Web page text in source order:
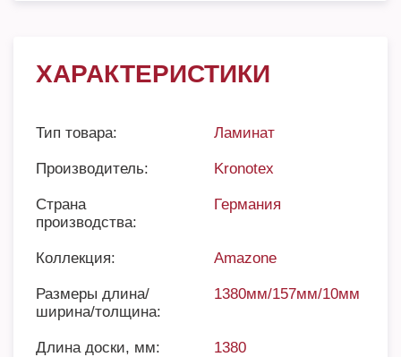
ХАРАКТЕРИСТИКИ
Тип товара: Ламинат
Производитель: Kronotex
Страна
производства:
Германия
Коллекция: Amazone
Размеры длина/
ширина/толщина:
1380мм/157мм/10мм
Длина доски, мм: 1380